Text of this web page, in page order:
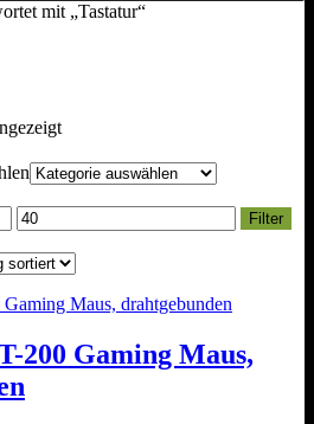
mit „Tastatur“
Nach
sortiert
Max.
Preis
Filter
200 Gaming Maus,